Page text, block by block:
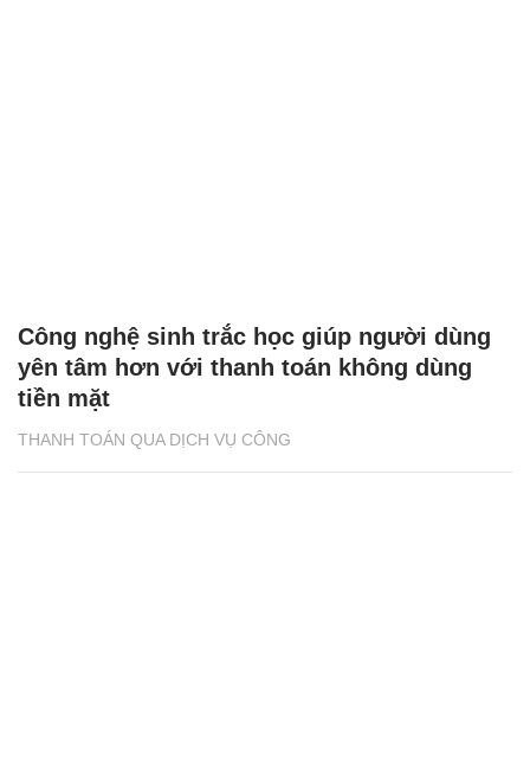
THANH TOÁN QUA DỊCH VỤ CÔNG
Công nghệ sinh trắc học giúp người dùng
yên tâm hơn với thanh toán không dùng
tiền mặt